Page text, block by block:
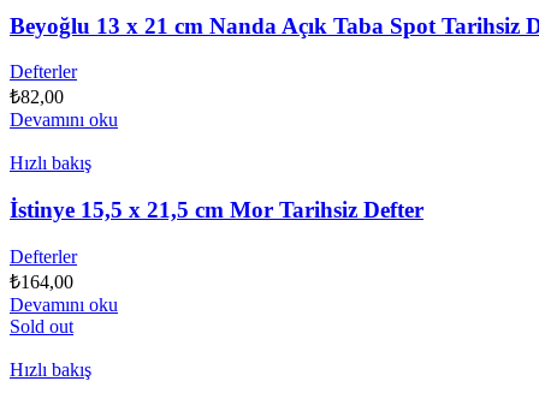
Beyoğlu 13 x 21 cm Nanda Açık Taba Spot Tarihsiz
Defterler
₺82,00
Devamını oku
Hızlı bakış
İstinye 15,5 x 21,5 cm Mor Tarihsiz Defter
Defterler
₺164,00
Devamını oku
Sold out
Hızlı bakış